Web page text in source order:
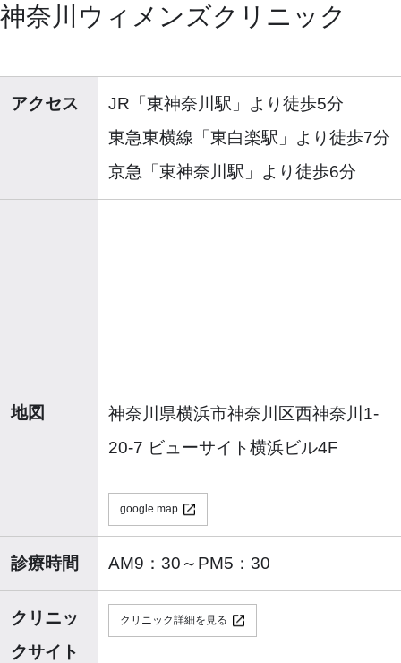
神奈川ウィメンズクリニック
アクセス
JR「東神奈川駅」より徒歩5分
東急東横線「東白楽駅」より徒歩7分
京急「東神奈川駅」より徒歩6分
地図
神奈川県横浜市神奈川区西神奈川1-
20-7 ビューサイト横浜ビル4F
google map
診療時間 AM9：30～PM5：30
クリニッ
クサイト
クリニック詳細を見る